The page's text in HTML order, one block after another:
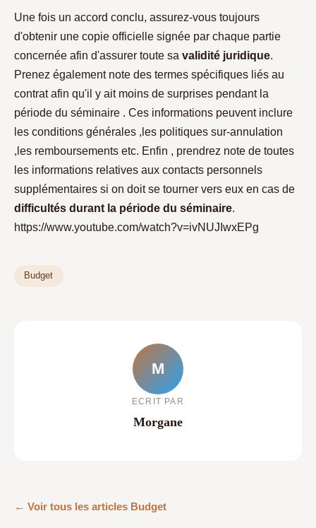
Une fois un accord conclu, assurez-vous toujours
d'obtenir une copie officielle signée par chaque partie
concernée afin d'assurer toute sa validité juridique.
Prenez également note des termes spécifiques liés au
contrat afin qu'il y ait moins de surprises pendant la
période du séminaire . Ces informations peuvent inclure
les conditions générales ,les politiques sur-annulation
,les remboursements etc. Enfin , prendrez note de toutes
les informations relatives aux contacts personnels
supplémentaires si on doit se tourner vers eux en cas de
difficultés durant la période du séminaire.
https://www.youtube.com/watch?v=ivNUJIwxEPg
Budget
M
ECRIT PAR
Morgane
← Voir tous les articles Budget